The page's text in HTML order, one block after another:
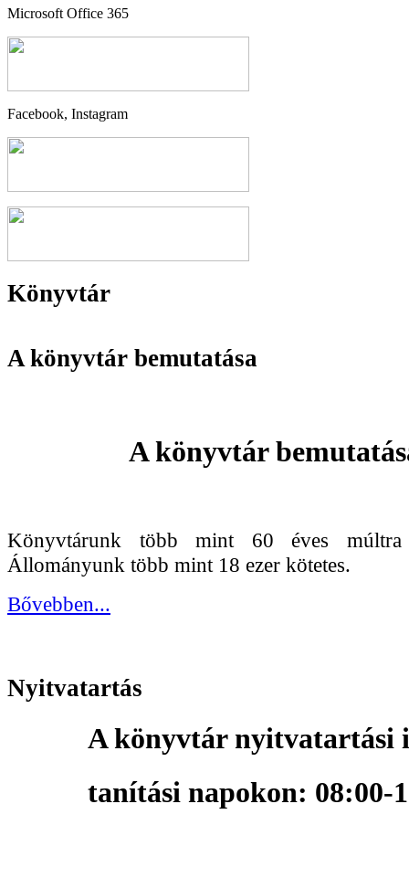
Microsoft Office 365
Facebook, Instagram
Könyvtár
A könyvtár bemutatása
A könyvtár
Könyvtárunk több mint 60 éves múltra
Állományunk több mint 18 ezer kötetes.
Bővebben...
Nyitvatartás
A könyvtár nyitvatartási
tanítási napokon: 08:00-